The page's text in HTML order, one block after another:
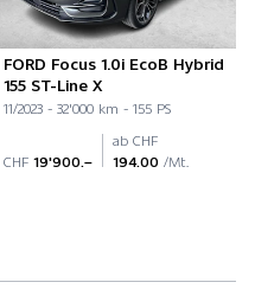
FORD Focus 1.0i EcoB Hybrid
155 ST-Line X
11/2023 - 32'000 km - 155 PS
CHF 19'900.–
ab CHF
194.00 /Mt.